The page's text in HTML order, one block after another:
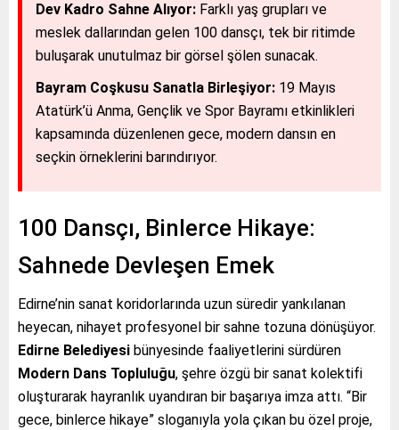
Dev Kadro Sahne Alıyor: Farklı yaş grupları ve
meslek dallarından gelen 100 dansçı, tek bir ritimde
buluşarak unutulmaz bir görsel şölen sunacak.
Bayram Coşkusu Sanatla Birleşiyor: 19 Mayıs
Atatürk’ü Anma, Gençlik ve Spor Bayramı etkinlikleri
kapsamında düzenlenen gece, modern dansın en
seçkin örneklerini barındırıyor.
100 Dansçı, Binlerce Hikaye:
Sahnede Devleşen Emek
Edirne’nin sanat koridorlarında uzun süredir yankılanan
heyecan, nihayet profesyonel bir sahne tozuna dönüşüyor.
Edirne Belediyesi bünyesinde faaliyetlerini sürdüren
Modern Dans Topluluğu, şehre özgü bir sanat kolektifi
oluşturarak hayranlık uyandıran bir başarıya imza attı. “Bir
gece, binlerce hikaye” sloganıyla yola çıkan bu özel proje,